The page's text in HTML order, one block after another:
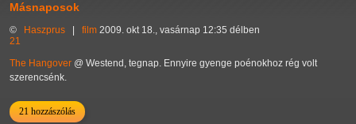
Másnaposok
© Haszprus film 2009. okt 18., vasárnap 12:35 délben
21
The Hangover @ Westend, tegnap. Ennyire gyenge poénokhoz rég volt
szerencsénk.
21 hozzászólás